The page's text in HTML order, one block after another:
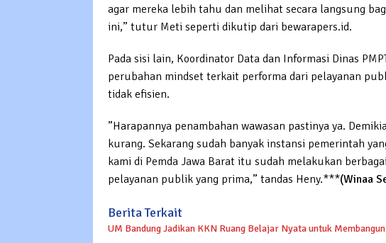
agar mereka lebih tahu dan melihat secara langsung
ini,” tutur Meti seperti dikutip dari bewarapers.id.
Pada sisi lain, Koordinator Data dan Informasi Dinas
perubahan mindset terkait performa dari pelayanan
tidak efisien.
”Harapannya penambahan wawasan pastinya ya.
kurang. Sekarang sudah banyak instansi pemerintah
kami di Pemda Jawa Barat itu sudah melakukan
pelayanan publik yang prima,” tandas Heny.***(Winaa
Berita Terkait
UM Bandung Jadikan KKN Ruang Belajar Nyata untuk